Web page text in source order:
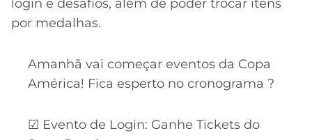
login e desafios, além de poder trocar itens
por medalhas.
Amanhã vai começar eventos da Copa
América! Fica esperto no cronograma ?
☑ Evento de Login: Ganhe Tickets do